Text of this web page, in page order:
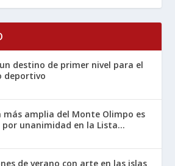
destino de primer nivel para el
deportivo
más amplia del Monte Olimpo es
unanimidad en la Lista...
de verano con arte en las islas